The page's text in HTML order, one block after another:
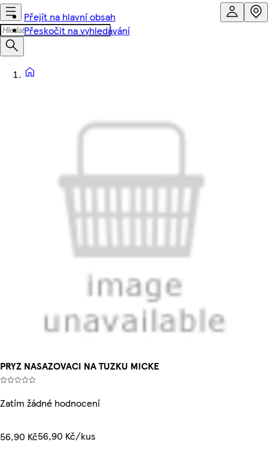
Přejít na hlavní obsah
Přeskočit na vyhledávání
PRYZ NASAZOVACI NA TUZKU MICKE
Zatím žádné hodnocení
56,90 Kč56,90 Kč/kus